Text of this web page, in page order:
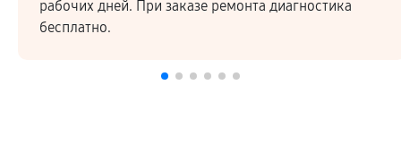
рабочих дней. При заказе ремонта диагностика
бесплатно.